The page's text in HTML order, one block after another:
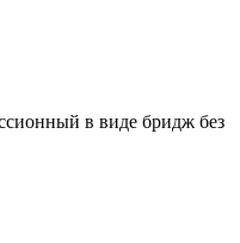
в виде бридж без